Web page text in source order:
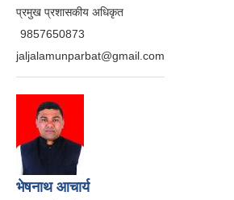
प्रमुख प्रशासकीय अधिकृत
9857650873
jaljalamunparbat@gmail.com
भेषनाथ आचार्य